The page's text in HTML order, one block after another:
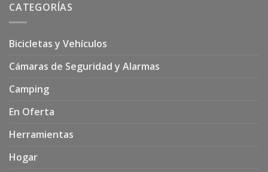
CATEGORÍAS
Bicicletas y Vehículos
Cámaras de Seguridad y Alarmas
Camping
En Oferta
Herramientas
Hogar